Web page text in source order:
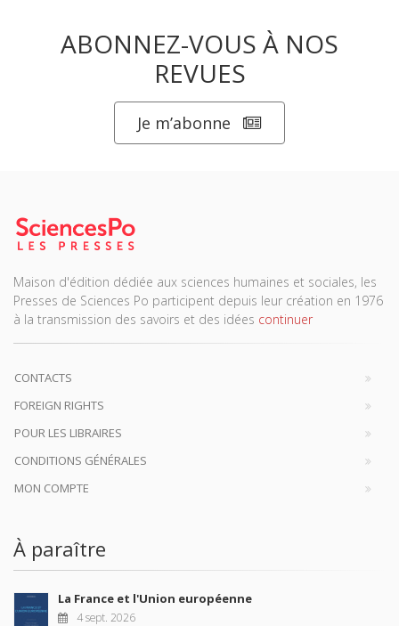
ABONNEZ-VOUS À NOS
REVUES
Je m’abonne
Maison d'édition dédiée aux sciences humaines et sociales, les
Presses de Sciences Po participent depuis leur création en 1976
à la transmission des savoirs et des idées continuer
CONTACTS
FOREIGN RIGHTS
POUR LES LIBRAIRES
CONDITIONS GÉNÉRALES
MON COMPTE
À paraître
La France et l'Union européenne
4 sept. 2026